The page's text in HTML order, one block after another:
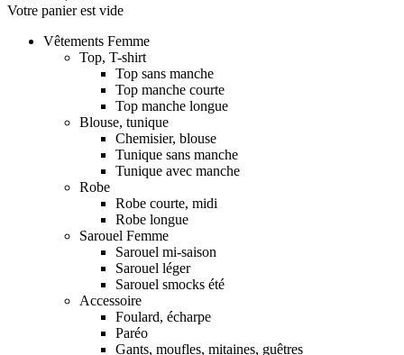
Votre panier est vide
Vêtements Femme
Top, T-shirt
Top sans manche
Top manche courte
Top manche longue
Blouse, tunique
Chemisier, blouse
Tunique sans manche
Tunique avec manche
Robe
Robe courte, midi
Robe longue
Sarouel Femme
Sarouel mi-saison
Sarouel léger
Sarouel smocks été
Accessoire
Foulard, écharpe
Paréo
Gants, moufles, mitaines, guêtres